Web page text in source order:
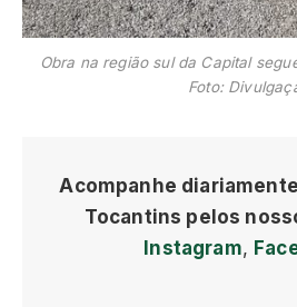
Obra na região sul da Capital
Foto:
Acompanhe
Tocantins pelos
Instagram,